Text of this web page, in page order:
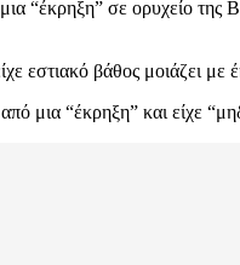
“έκρηξη” σε ορυχείο
εστιακό βάθος μοιάζει με
μια “έκρηξη” και είχε